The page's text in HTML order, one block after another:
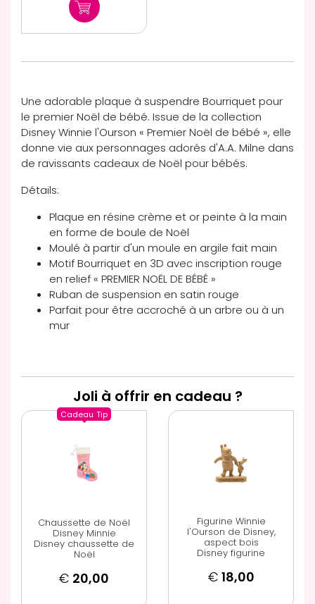
Une adorable plaque à suspendre Bourriquet pour
le premier Noël de bébé. Issue de la collection
Disney Winnie l'Ourson « Premier Noël de bébé », elle
donne vie aux personnages adorés d'A.A. Milne dans
de ravissants cadeaux de Noël pour bébés.
Détails:
Plaque en résine crème et or peinte à la main
en forme de boule de Noël
Moulé à partir d'un moule en argile fait main
Motif Bourriquet en 3D avec inscription rouge
en relief « PREMIER NOËL DE BÉBÉ »
Ruban de suspension en satin rouge
Parfait pour être accroché à un arbre ou à un
mur
Joli à offrir en cadeau ?
Cadeau Tip
Chaussette de Noël
Disney Minnie
Disney chaussette de
Noël
€ 20,00
Figurine Winnie
l'Ourson de Disney,
aspect bois
Disney figurine
€ 18,00